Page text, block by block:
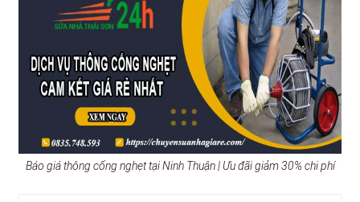
Báo giá thông cống nghẹt tại Ninh Thuận | Ưu đãi giảm 30% chi phí